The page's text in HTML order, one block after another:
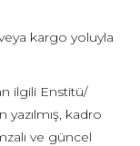
kargo yoluyla
ilgili Enstitü/
kadro
ve güncel